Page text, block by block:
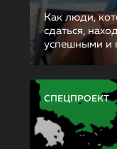
Как люди,
сдаться,
успешными и
СПЕЦПРОЕКТ